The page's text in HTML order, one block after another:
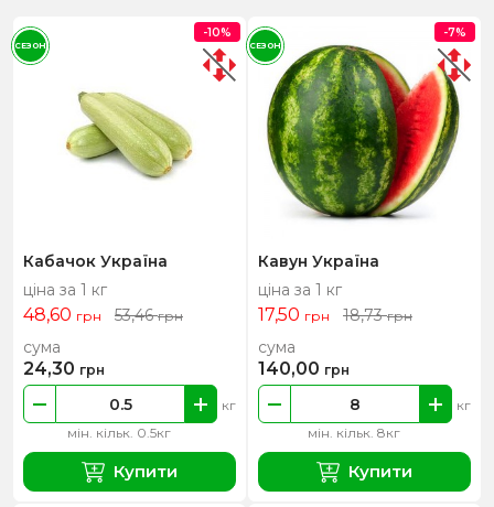
Кабачок Україна
ціна за 1 кг
48,60 грн 53,46грн
мін. кільк. 0.5кг
кг
сума
24,30 грн
Купити
-10%
СЕЗОН
Кавун Україна
ціна за 1 кг
17,50 грн 18,73грн
мін. кільк. 8кг
кг
сума
140,00 грн
Купити
-7%
СЕЗОН